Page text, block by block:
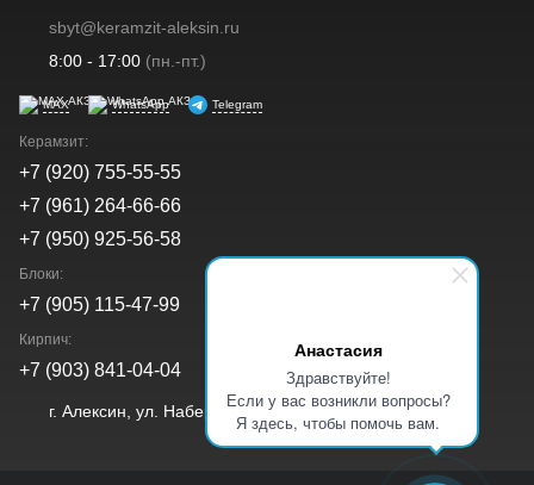
Анастасия
Здравствуйте!
Если у вас возникли вопросы?
Я здесь, чтобы помочь вам.
sbyt@keramzit-aleksin.ru
8:00 - 17:00(пн.-пт.)
MAX WhatsApp Telegram
Керамзит:
+7 (920) 755-55-55
+7 (961) 264-66-66
+7 (950) 925-56-58
Блоки:
+7 (905) 115-47-99
Кирпич:
+7 (903) 841-04-04
г. Алексин, ул. Набережная, д. 40а